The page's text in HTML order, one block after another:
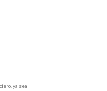
ya sea